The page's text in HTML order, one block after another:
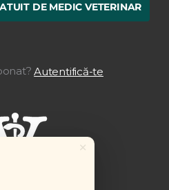
DE MEDIC VETERINAR
Autentifică-te
×